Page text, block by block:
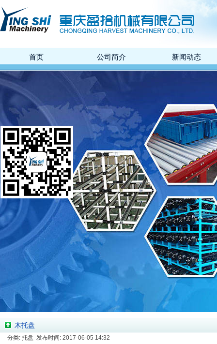
首页 公司简介 新闻动态
木托盘
分类: 托盘 发布时间: 2017-06-05 14:32